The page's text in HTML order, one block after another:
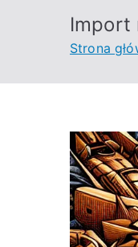
Import
Strona